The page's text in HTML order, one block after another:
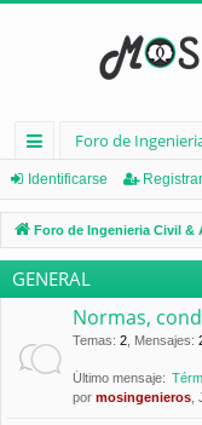
nl
ac
es
rá
d
Foro de
Identificarse
Foro de Ingenieria Civil &
GENERAL
Normas,
Temas: 2 Mensajes:
Último mensaje:
por mosingenieros